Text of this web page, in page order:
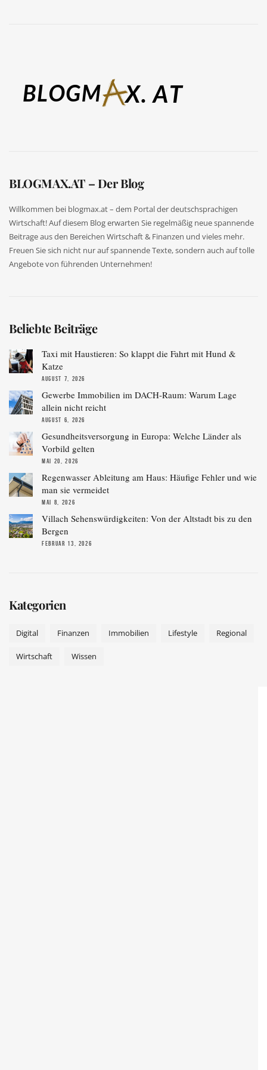
BLOGMAX.AT – Der Blog
Willkommen bei blogmax.at – dem Portal der deutschsprachigen
Wirtschaft! Auf diesem Blog erwarten Sie regelmäßig neue spannende
Beitrage aus den Bereichen Wirtschaft & Finanzen und vieles mehr.
Freuen Sie sich nicht nur auf spannende Texte, sondern auch auf tolle
Angebote von führenden Unternehmen!
Beliebte Beiträge
Taxi mit Haustieren: So klappt die Fahrt mit Hund &
Katze
AUGUST 7, 2026
Gewerbe Immobilien im DACH-Raum: Warum Lage
allein nicht reicht
AUGUST 6, 2026
Gesundheitsversorgung in Europa: Welche Länder als
Vorbild gelten
MAI 20, 2026
Regenwasser Ableitung am Haus: Häufige Fehler und wie
man sie vermeidet
MAI 8, 2026
Villach Sehenswürdigkeiten: Von der Altstadt bis zu den
Bergen
FEBRUAR 13, 2026
Kategorien
Digital Finanzen Immobilien Lifestyle Regional
Wirtschaft Wissen